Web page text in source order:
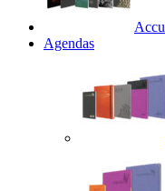
Agendas